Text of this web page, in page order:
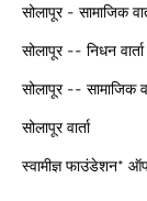
सोलापूर - सामाजिक
सोलापूर -- निधन वार्ता
सोलापूर -- सामाजिक
सोलापूर वार्ता
स्वामीज्ञ फाउंडेशन*